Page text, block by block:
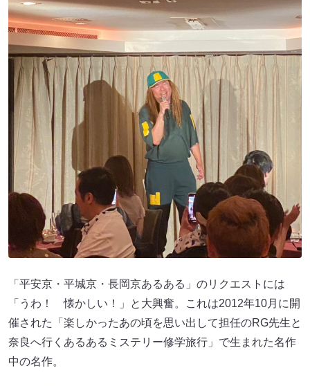
「平安京・平城京・長岡京あるある」のリクエストには
「うわ！ 懐かしい！」と大興奮。これは2012年10月に開
催された「楽しかったあの頃を思い出して担任のRG先生と
奈良へ行くあるあるミステリー修学旅行」で生まれた名作
中の名作。